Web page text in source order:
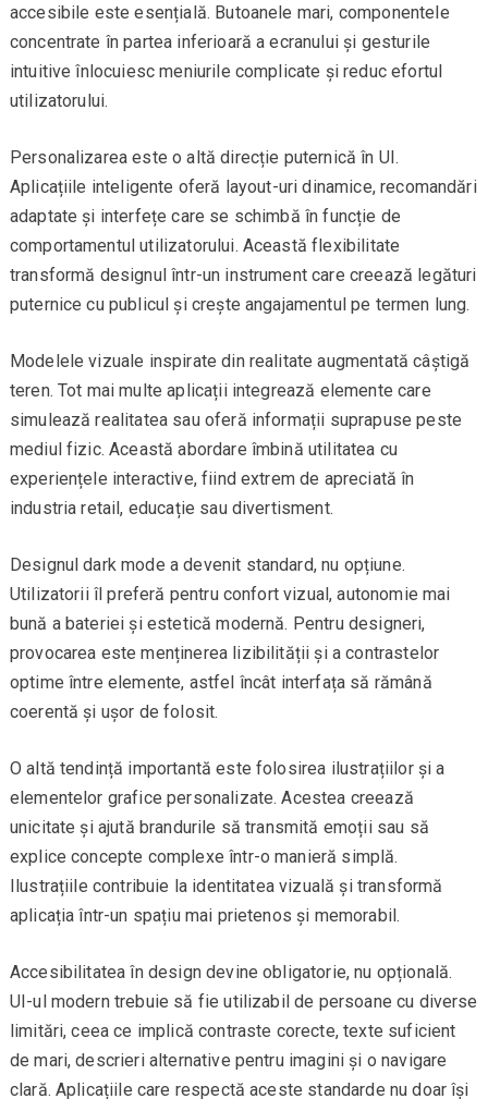
accesibile este esențială. Butoanele mari, componentele
concentrate în partea inferioară a ecranului și gesturile
intuitive înlocuiesc meniurile complicate și reduc efortul
utilizatorului.
Personalizarea este o altă direcție puternică în UI.
Aplicațiile inteligente oferă layout-uri dinamice, recomandări
adaptate și interfețe care se schimbă în funcție de
comportamentul utilizatorului. Această flexibilitate
transformă designul într-un instrument care creează legături
puternice cu publicul și crește angajamentul pe termen lung.
Modelele vizuale inspirate din realitate augmentată câștigă
teren. Tot mai multe aplicații integrează elemente care
simulează realitatea sau oferă informații suprapuse peste
mediul fizic. Această abordare îmbină utilitatea cu
experiențele interactive, fiind extrem de apreciată în
industria retail, educație sau divertisment.
Designul dark mode a devenit standard, nu opțiune.
Utilizatorii îl preferă pentru confort vizual, autonomie mai
bună a bateriei și estetică modernă. Pentru designeri,
provocarea este menținerea lizibilității și a contrastelor
optime între elemente, astfel încât interfața să rămână
coerentă și ușor de folosit.
O altă tendință importantă este folosirea ilustrațiilor și a
elementelor grafice personalizate. Acestea creează
unicitate și ajută brandurile să transmită emoții sau să
explice concepte complexe într-o manieră simplă.
Ilustrațiile contribuie la identitatea vizuală și transformă
aplicația într-un spațiu mai prietenos și memorabil.
Accesibilitatea în design devine obligatorie, nu opțională.
UI-ul modern trebuie să fie utilizabil de persoane cu diverse
limitări, ceea ce implică contraste corecte, texte suficient
de mari, descrieri alternative pentru imagini și o navigare
clară. Aplicațiile care respectă aceste standarde nu doar își